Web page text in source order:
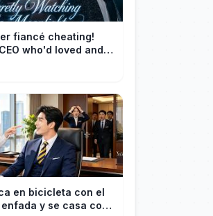
fiancé cheating!
who'd loved and
for years. ❤️
en bicicleta con el
enfada y se casa con